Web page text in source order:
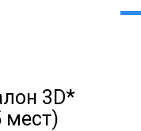
3D*
мест)